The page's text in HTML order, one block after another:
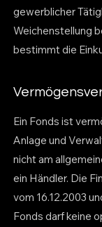
gewerblicher
Weichenstellung
bestimmt die
Ein Fonds ist
Anlage und
nicht am
ein Händler. Die
vom 16.12.2003
Fonds darf keine